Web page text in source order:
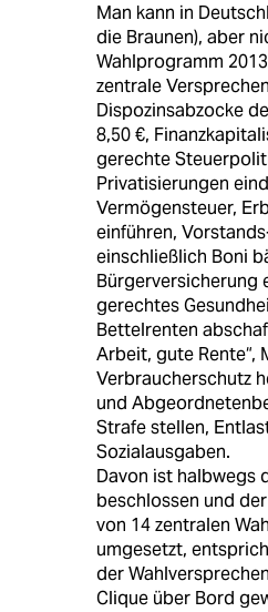
Man kann in
die Braunen), aber
Wahlprogramm
zentrale
Dispozinsabzocke
8,50 €,
gerechte
Privatisierungen
Vermögensteuer,
einführen,
einschließlich Boni
Bürgerversicherung
gerechtes
Bettelrenten
Arbeit, gute Rente“,
Verbraucherschutz
und
Strafe stellen,
Sozialausgaben.
Davon ist halbwegs
beschlossen und
von 14 zentralen
umgesetzt,
der
Clique über Bord